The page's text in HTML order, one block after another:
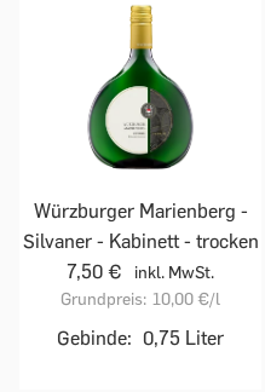
Würzburger Marienberg -
Silvaner - Kabinett - trocken
7,50 €
inkl. MwSt.
Grundpreis: 10,00 €/l
Gebinde: 0,75 Liter